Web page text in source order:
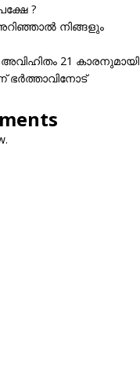
?
നിങ്ങളും
അവിഹിതം 21 കാരനുമായി